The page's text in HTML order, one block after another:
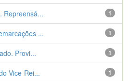
1
Repreensã...
1
...
1
Provi...
1
Vice-Rei...